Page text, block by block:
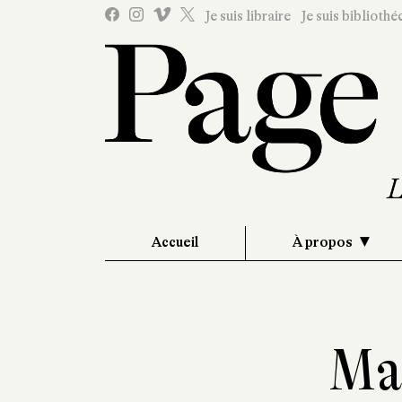
Je suis libraire Je suis
Accueil À propos